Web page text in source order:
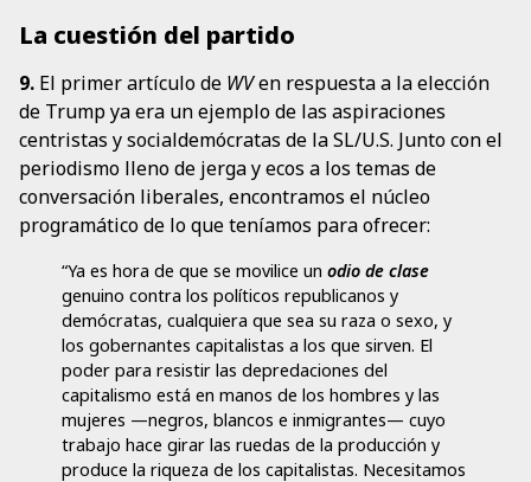
La cuestión del partido
9. El primer artículo de WVen respuesta a la elección
de Trump ya era un ejemplo de las aspiraciones
centristas y socialdemócratas de la SL/U.S. Junto con el
periodismo lleno de jerga y ecos a los temas de
conversación liberales, encontramos el núcleo
programático de lo que teníamos para ofrecer:
“Ya es hora de que se movilice un odio de clase
genuino contra los políticos republicanos y
demócratas, cualquiera que sea su raza o sexo, y
los gobernantes capitalistas a los que sirven. El
poder para resistir las depredaciones del
capitalismo está en manos de los hombres y las
mujeres —negros, blancos e inmigrantes— cuyo
trabajo hace girar las ruedas de la producción y
produce la riqueza de los capitalistas. Necesitamos